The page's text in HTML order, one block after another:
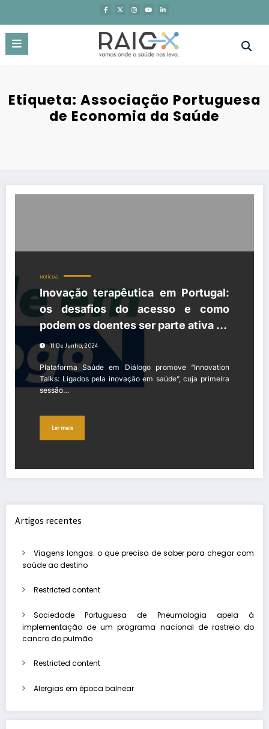
o
conteúdo
Etiqueta: Associação Portuguesa
de Economia da Saúde
NOTÍCIAS
Inovação terapêutica em Portugal:
os desafios do acesso e como
podem os doentes ser parte ativa no
processo de avaliação de novos
medicamentos
11 De Junho, 2024
Plataforma Saúde em Diálogo promove “Innovation
Talks: Ligados pela inovação em saúde”, cuja primeira
sessão…
Ler mais
Artigos recentes
Viagens longas: o que precisa de saber para chegar com
saúde ao destino
Restricted content
Sociedade Portuguesa de Pneumologia apela à
implementação de um programa nacional de rastreio do
cancro do pulmão
Restricted content
Alergias em época balnear